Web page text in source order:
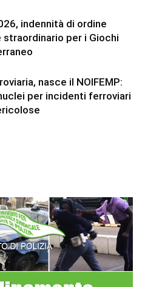
indennità di ordine
straordinario per i Giochi
nasce il NOIFEMP:
per incidenti ferroviari